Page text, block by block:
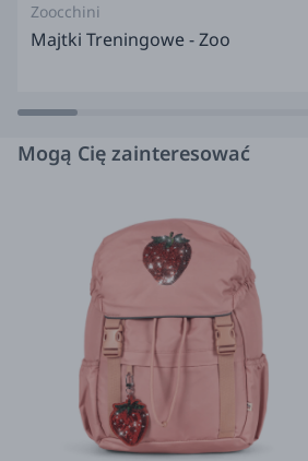
można dodać płynu zmiękczającego
pranie w płynach organicznych
nie zaleca się suszenia w suszarce
Uwaga! Produkt dostępny jest
– ze stópkami lub bez. Wariant
*Odcień produktu może się
względu na różne partie
Made in Poland.
certyfikowana 100% bawełna
Zoocchini
Majtki Treningowe - Zoo
Mogą Cię zainteresować